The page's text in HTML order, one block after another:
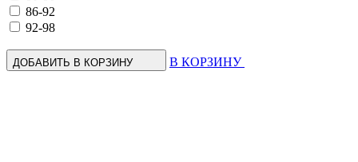
86-92
92-98
ДОБАВИТЬ В КОРЗИНУ В КОРЗИНУ